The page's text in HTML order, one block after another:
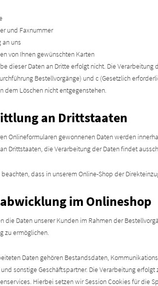
und Faxnummer
an uns
von Ihnen gewünschten Karten
dieser Daten an Dritte erfolgt nicht. Die
Bestellvorgänge) und c (Gesetzlich
dem Löschen nicht entgegenstehen.
an Drittstaaten
Onlineformularen gewonnenen Daten werden
Drittstaaten, die Verarbeitung der Daten findet
dass in unserem Online-Shop der
im Onlineshop
die Daten unserer Kunden im Rahmen der
zu ermöglichen.
Daten gehören Bestandsdaten,
sonstige Geschäftspartner. Die Verarbeitung
Hierbei setzen wir Session Cookies für die